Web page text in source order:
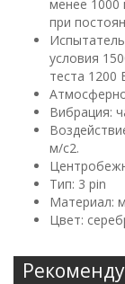
менее
при
условия
теста 1200
Вибрация:
м/с2.
Тип: 3 pin
Материал:
Цвет: